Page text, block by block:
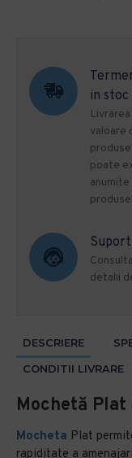
in
valoare
poate
detalii
DESCRIERE
CONDITII LIVRARE
Mochetă Plat
Mocheta Plat
rapiditate a